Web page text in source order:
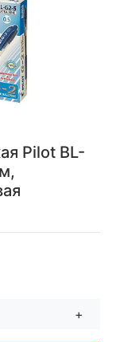
Pilot BL-
+